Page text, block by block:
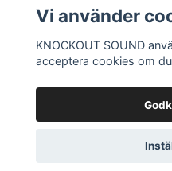
Sociala medier
© 2026
Vi använder
KNOCKOUT SOUND
acceptera cookies om